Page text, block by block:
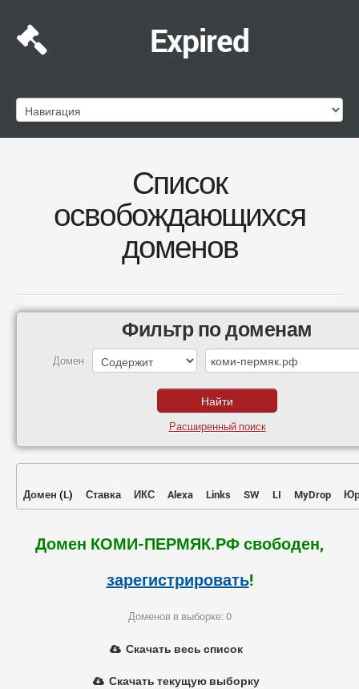
Expired
Список
освобождающихся
доменов
Фильтр по доменам
Домен
Расширенный поиск
Домен (L) Ставка ИКС Alexa Links SW LI MyDrop
Домен КОМИ-ПЕРМЯК.РФ свободен,
зарегистрировать!
Доменов в выборке: 0
Скачать весь список
Скачать текущую выборку